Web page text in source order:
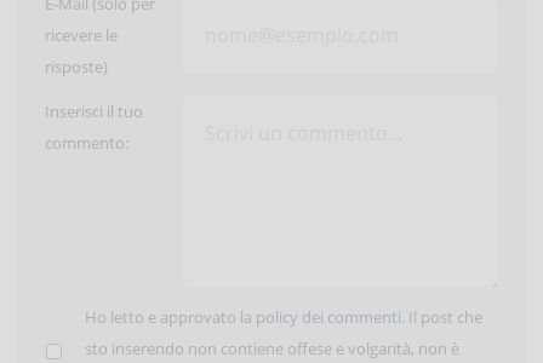
ricevere le
risposte)
Inserisci il tuo
commento:
Ho letto e approvato la policy dei commenti. Il post che
sto inserendo non contiene offese e volgarità, non è